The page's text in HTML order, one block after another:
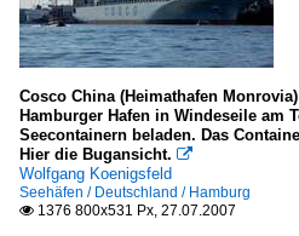
Cosco China (Heimathafen
Hamburger Hafen in Windeseile am
Seecontainern beladen. Das
Hier die Bugansicht. 
Wolfgang Koenigsfeld
Seehäfen / Deutschland / Hamburg
 1376 800x531 Px, 27.07.2007